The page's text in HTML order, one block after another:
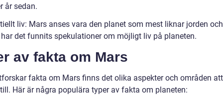
år sedan.
liv: Mars anses vara den planet som mest liknar jorden och
det funnits spekulationer om möjligt liv på planeten.
av fakta om Mars
fakta om Mars finns det olika aspekter och områden
Här är några populära typer av fakta om planeten: